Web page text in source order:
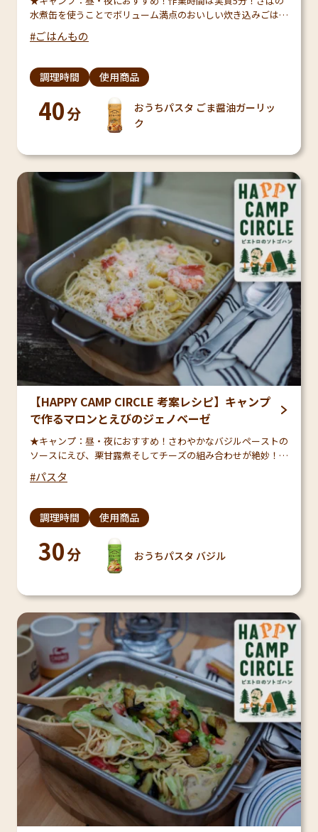
水煮缶を使うことでボリューム満点のおいしい炊き込みごはん
がサクッとできあがります！普通の炊き込みごはんとはひと味
ちがったおいしさをお楽しみいただけますよ♪ソロキャン…
ごはんもの
調理時間
40分
使用商品
おうちパスタ ごま醤油ガーリッ
ク
【HAPPY CAMP CIRCLE 考案レシピ】キャンプ
で作るマロンとえびのジェノベーゼ
★キャンプ：昼・夜におすすめ！さわやかなバジルペーストの
ソースにえび、栗甘露煮そしてチーズの組み合わせが絶妙！ワ
チパーティーや、アウトドア女子会なんかにおすすめです…
パスタ
調理時間
30分
使用商品
おうちパスタ バジル